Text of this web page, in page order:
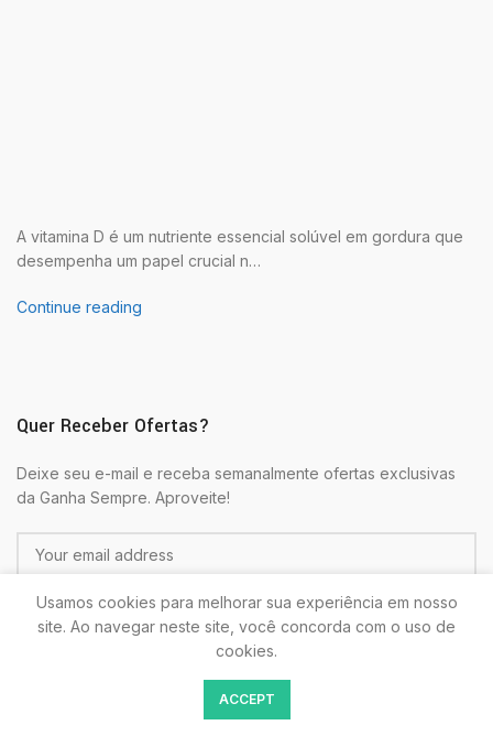
A vitamina D é um nutriente essencial solúvel em gordura que
desempenha um papel crucial n…
Continue reading
Quer Receber Ofertas?
Deixe seu e-mail e receba semanalmente ofertas exclusivas
da Ganha Sempre. Aproveite!
Colocando seu E-mail estará de acordo com as
Usamos cookies para melhorar sua experiência em nosso
site. Ao navegar neste site, você concorda com o uso de
cookies.
ACCEPT